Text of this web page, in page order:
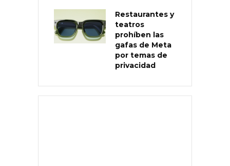
Restaurantes y
teatros
prohíben las
gafas de Meta
por temas de
privacidad